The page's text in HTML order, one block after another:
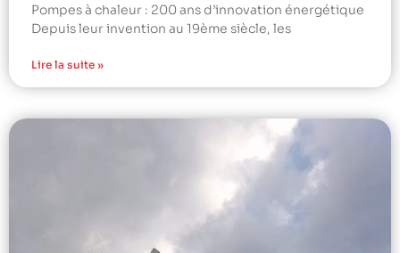
Pompes à chaleur : 200 ans d’innovation énergétique
Depuis leur invention au 19ème siècle, les
Lire la suite »